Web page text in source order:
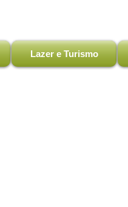
Lazer e Turismo